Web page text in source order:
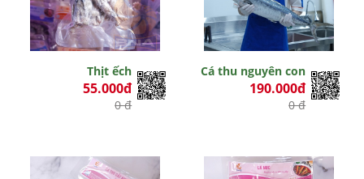
Thịt ếch
55.000đ
0 đ
Cá thu nguyên con
190.000đ
0 đ